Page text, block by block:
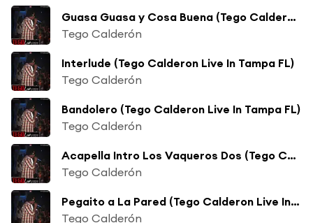
Guasa Guasa y Cosa Buena (Tego Calderon Live In Tampa FL)
Tego Calderón
Interlude (Tego Calderon Live In Tampa FL)
Tego Calderón
Bandolero (Tego Calderon Live In Tampa FL)
Tego Calderón
Acapella Intro Los Vaqueros Dos (Tego Calderon Live In Tampa FL)
Tego Calderón
Pegaito a La Pared (Tego Calderon Live In Tampa FL)
Tego Calderón